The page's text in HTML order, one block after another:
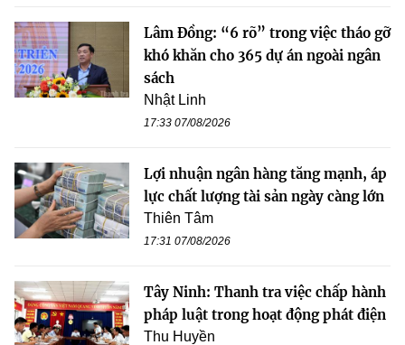
Lâm Đồng: “6 rõ” trong việc tháo gỡ
khó khăn cho 365 dự án ngoài ngân
sách
Nhật Linh
17:33 07/08/2026
Lợi nhuận ngân hàng tăng mạnh, áp
lực chất lượng tài sản ngày càng lớn
Thiên Tâm
17:31 07/08/2026
Tây Ninh: Thanh tra việc chấp hành
pháp luật trong hoạt động phát điện
Thu Huyền